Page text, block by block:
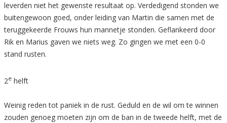
leverden niet het gewenste resultaat op. Verdedigend stonden we
buitengewoon goed, onder leiding van Martin die samen met de
teruggekeerde Frouws hun mannetje stonden. Geflankeerd door
Rik en Marius gaven we niets weg. Zo gingen we met een 0-0
stand rusten.
2e helft
Weinig reden tot paniek in de rust. Geduld en de wil om te winnen
zouden genoeg moeten zijn om de ban in de tweede helft, met de